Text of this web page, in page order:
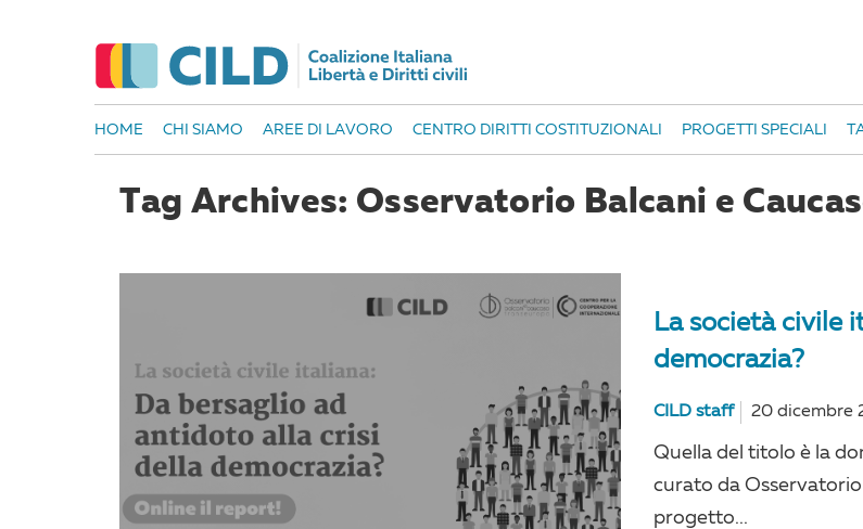
HOME CHI SIAMO AREE DI LAVORO CENTRO DIRITTI COSTITUZIONALI PROGETTI SPECIALI
Tag Archives: Osservatorio Balcani e
La società civile
democrazia?
CILD staff 20 dicembre
Quella del titolo è la
curato da Osservatorio
progetto...